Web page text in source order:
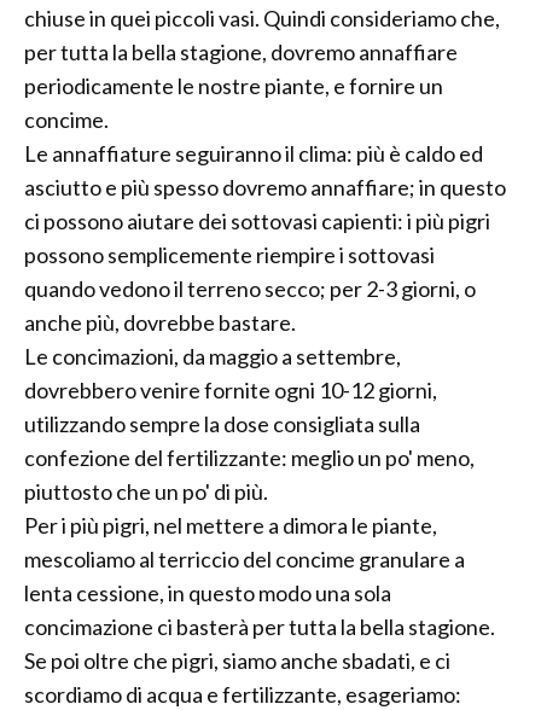
chiuse in quei piccoli vasi. Quindi consideriamo che,
per tutta la bella stagione, dovremo annaffiare
periodicamente le nostre piante, e fornire un
concime.
Le annaffiature seguiranno il clima: più è caldo ed
asciutto e più spesso dovremo annaffiare; in questo
ci possono aiutare dei sottovasi capienti: i più pigri
possono semplicemente riempire i sottovasi
quando vedono il terreno secco; per 2-3 giorni, o
anche più, dovrebbe bastare.
Le concimazioni, da maggio a settembre,
dovrebbero venire fornite ogni 10-12 giorni,
utilizzando sempre la dose consigliata sulla
confezione del fertilizzante: meglio un po' meno,
piuttosto che un po' di più.
Per i più pigri, nel mettere a dimora le piante,
mescoliamo al terriccio del concime granulare a
lenta cessione, in questo modo una sola
concimazione ci basterà per tutta la bella stagione.
Se poi oltre che pigri, siamo anche sbadati, e ci
scordiamo di acqua e fertilizzante, esageriamo: